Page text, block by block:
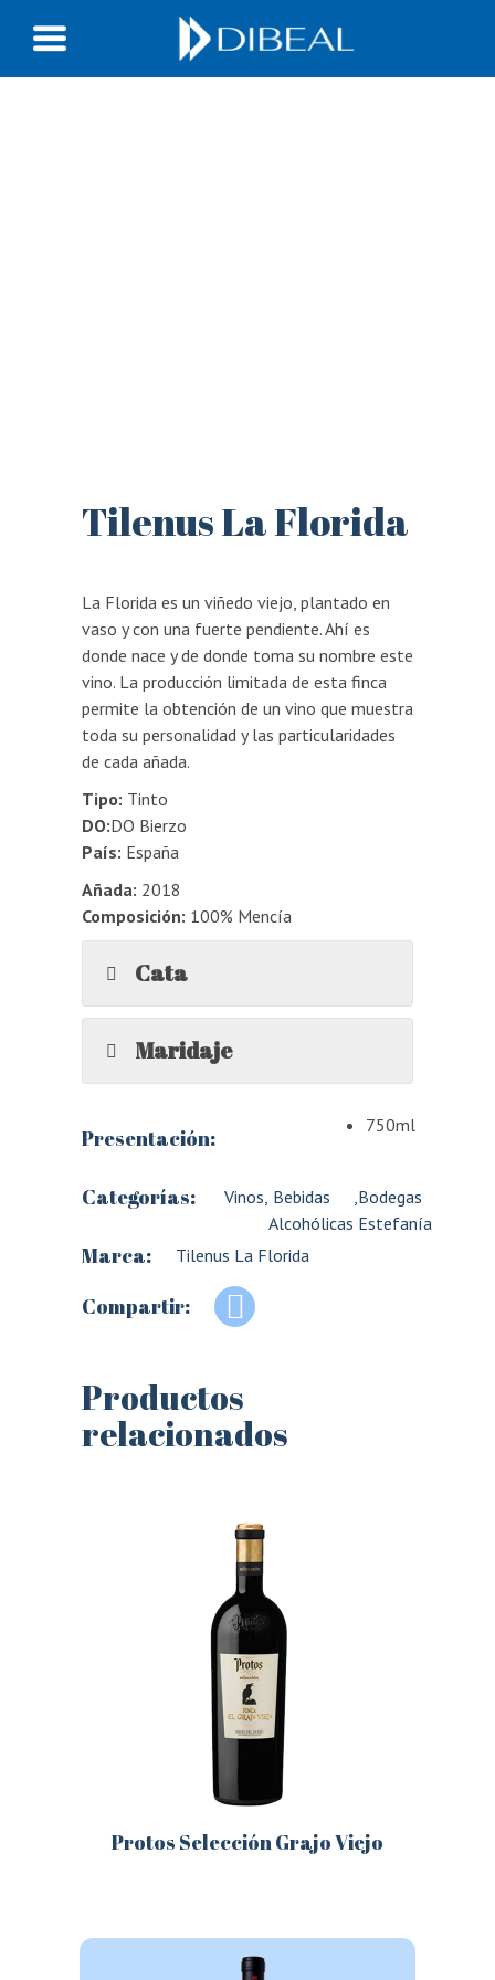
Tilenus La Florida
La Florida es un viñedo viejo, plantado en
vaso y con una fuerte pendiente. Ahí es
donde nace y de donde toma su nombre este
vino. La producción limitada de esta finca
permite la obtención de un vino que muestra
toda su personalidad y las particularidades
de cada añada.
Tipo: Tinto
DO:DO Bierzo
País: España
Añada: 2018
Composición: 100% Mencía
Cata
Maridaje
Presentación: 750ml
Categorías: Vinos, Bebidas
Alcohólicas
,Bodegas
Estefanía
Marca: Tilenus La Florida
Compartir:
Productos
relacionados
Protos Selección Grajo Viejo
Las